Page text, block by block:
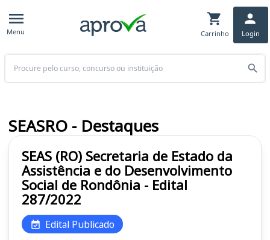
Menu Carrinho Login
Buscar
SEAS (RO) Secretaria de Estado da
Assistência e do Desenvolvimento
Social de Rondônia - Edital
287/2022
Edital Publicado
SEASRO - Destaques